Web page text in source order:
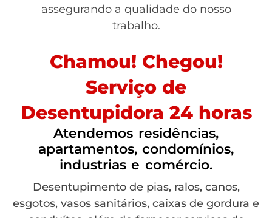
assegurando a qualidade do nosso
trabalho.
Chamou! Chegou!
Serviço de
Desentupidora 24 horas
Atendemos residências,
apartamentos, condomínios,
industrias e comércio.
Desentupimento de pias, ralos, canos,
esgotos, vasos sanitários, caixas de gordura e